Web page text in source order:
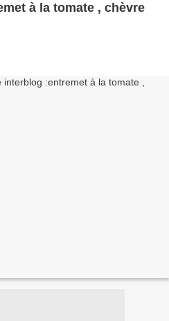
à la tomate , chèvre